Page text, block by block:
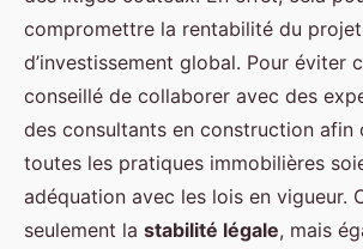
compromettre la rentabilité du projet
d’investissement global. Pour éviter
conseillé de collaborer avec des
des consultants en construction afin
toutes les pratiques immobilières
adéquation avec les lois en vigueur.
seulement la stabilité légale, mais